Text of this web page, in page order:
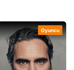
Oyuncu